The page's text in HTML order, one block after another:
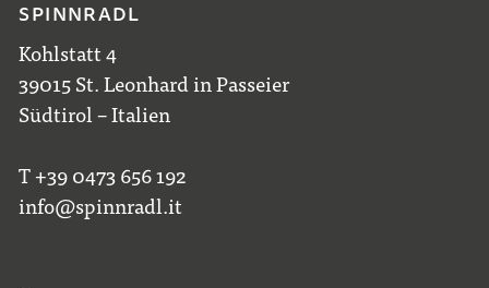
SPINNRADL
Kohlstatt 4
39015 St. Leonhard in Passeier
Südtirol – Italien
T +39 0473 656 192
info@spinnradl.it